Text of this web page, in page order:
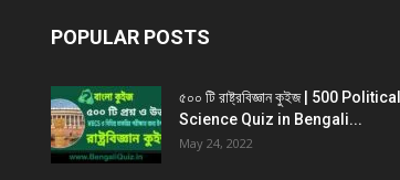
POPULAR POSTS
৫০০ টি রাষ্ট্রবিজ্ঞান কুইজ | 500 Political
Science Quiz in Bengali...
May 24, 2022